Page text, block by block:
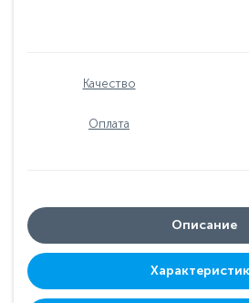
Качество
Оплата
Описание